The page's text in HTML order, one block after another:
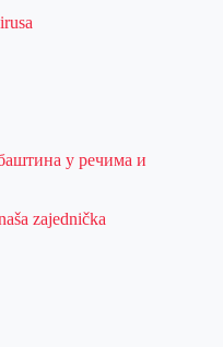
у речима и
zajednička